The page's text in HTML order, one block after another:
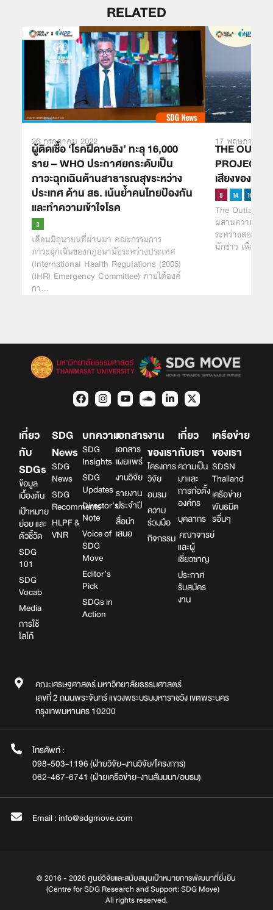
RELATED
26 กรกฎาคม 2022
ผู้ติดเชื้อ ‘โรคฝีดาษลิง’ ทะลุ 16,000
ราย – WHO ประกาศยกระดับเป็น
ภาวะฉุกเฉินด้านสาธารณสุขระหว่าง
ประเทศ ด้าน สธ. เน้นย้ำคนไทยป้องกัน
และทำความเข้าใจโรค
เดือนมิถุนายนที่ผ่านมา คณะกรรมการ
ภาวะฉุกเฉินของกฎอนามัยระหว่างประเทศ
(International Health Regulations (2005)
(IHR) Emergency Committee) ภายใต้องค์
กา…
17 พฤษภาคม
THE
PROJECT
เสียงของอา
The Outlaw
ผสานความร่วม
ระหว่างสองนัก
นักข่าว เพื่อผลิ
เกี่ยว
กับ
SDGs
ข้อมูล
เบื้องต้น
เป้าหมาย
ย่อย และ
ตัวชี้วัด
SDG
101
SDG
Vocab
Media
การใช้
โลโก้
SDG
News
SDG
News
SDG
Recomments
HLPF &
VNR
บทความ
SDG
Insights
SDG
Updates
Director’s
Note
Voice of
SDG
Move
Editor’s
Pick
SDGs in
Action
เอกสาร
เอกสาร
เผยแพร่
งานวิจัย
รายงาน
ประจำปี
สื่อนำ
เสนอ
งาน
ของเรา
โครงการ
วิจัย
อบรม
ความ
ร่วมมือ
กิจกรรม
เกี่ยว
กับเรา
ความเป็น
มาและ
การก่อตั้ง
องค์กร
บุคลากร
คณาจารย์
และผู้
เชี่ยวชาญ
ประกาศ
รับสมัคร
งาน
เครือข่าย
ของเรา
SDSN
Thailand
เครือข่าย
พันธมิต
รอื่นๆ
คณะเศรษฐศาสตร์ มหาวิทยาลัยธรรมศาสตร์
เลขที่ 2 ถนนพระจันทร์ แขวงพระบรมมหาราชวัง เขตพระนคร
กรุงเทพมหานคร 10200
โทรศัพท์ :
098-503-1196 (ฝ่ายวิจัย-งานวิจัย/โครงการ)
062-467-6741 (ฝ่ายเครือข่าย-งานสัมมนา/อบรม)
Email : info@sdgmove.com
© 2016 - 2026 ศูนย์วิจัยและสนับสนุนเป้าหมายการพัฒนาที่ยั่งยืน
(Centre for SDG Research and Support: SDG Move)
All rights reserved.